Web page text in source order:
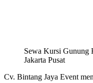
Sewa Kursi Gunung
Jakarta Pusat
Cv. Bintang Jaya Event